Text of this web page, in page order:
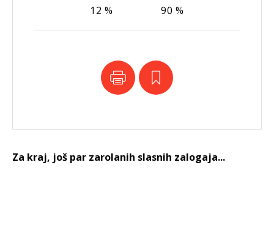
12 %
90 %
Za kraj, još par zarolanih slasnih zalogaja...